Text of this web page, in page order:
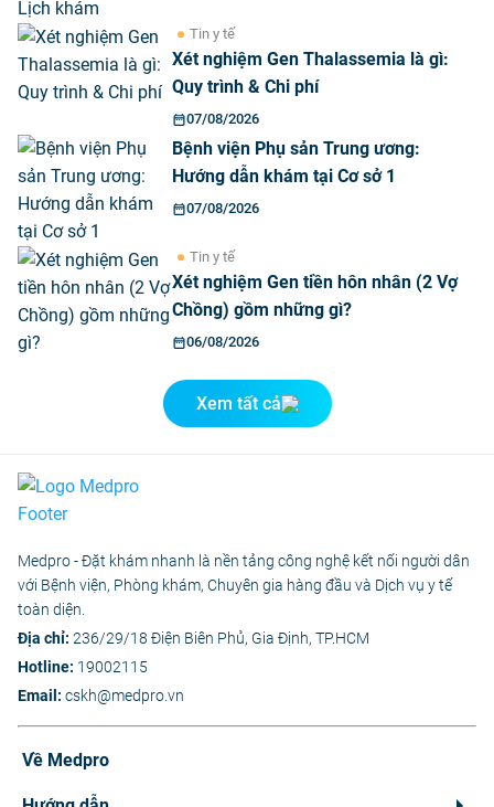
Tin y tế
Xét nghiệm Gen Thalassemia là gì:
Quy trình & Chi phí
07/08/2026
Bệnh viện Phụ sản Trung ương:
Hướng dẫn khám tại Cơ sở 1
07/08/2026
Tin y tế
Xét nghiệm Gen tiền hôn nhân (2 Vợ
Chồng) gồm những gì?
06/08/2026
Xem tất cả
Medpro - Đặt khám nhanh là nền tảng công nghệ kết nối người dân
với Bệnh viện, Phòng khám, Chuyên gia hàng đầu và Dịch vụ y tế
toàn diện.
Địa chỉ: 236/29/18 Điện Biên Phủ, Gia Định, TP.HCM
Hotline: 19002115
Email: cskh@medpro.vn
Về Medpro